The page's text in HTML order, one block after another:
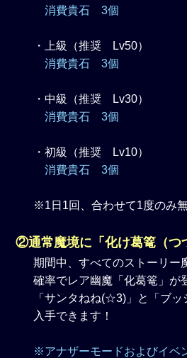
消費貴石 3個
・上級（推奨 Lv50）
消費貴石 3個
・中級（推奨 Lv30）
消費貴石 3個
・初級（推奨 Lv10）
消費貴石 3個
※1日1回、合わせて1度のみ
②通常魔境に「化け葛篭（つ
期間中、すべてのストーリー
確率でレア幽魔「化葛篭」が
「サンタねね(☆3)」と「ブ
入手できます！
※アナザーモードおよびイベ